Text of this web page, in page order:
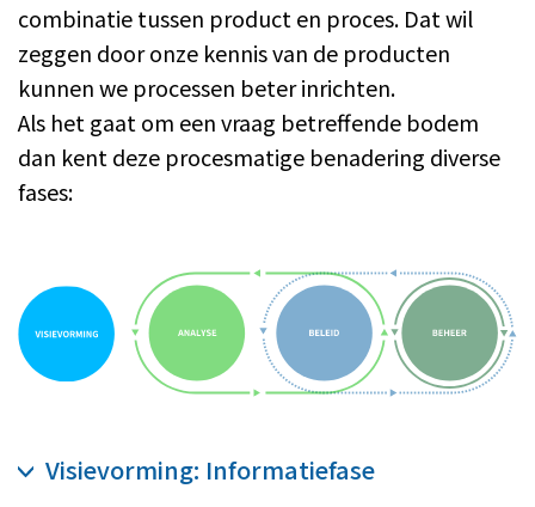
combinatie tussen product en proces. Dat wil
zeggen door onze kennis van de producten
kunnen we processen beter inrichten.
Als het gaat om een vraag betreffende bodem
dan kent deze procesmatige benadering diverse
fases:
Visievorming: Informatiefase